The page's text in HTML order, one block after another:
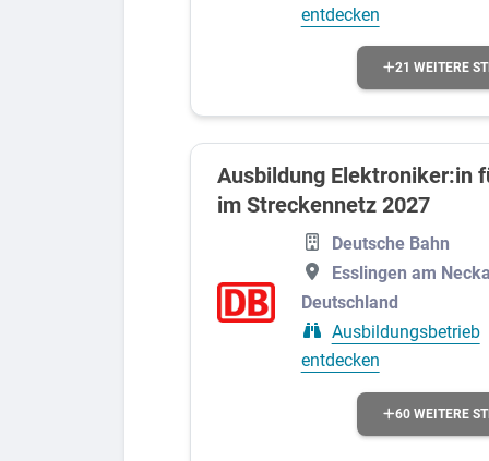
Sozialwesen
Freizeit und Tourismus
Hotel und Gastronomie
Schutz und Sicherheit
entdecken
21 WEITERE
Ausbildung Elektroniker:in
im Streckennetz 2027
Deutsche Bahn
Esslingen am
Deutschland
Ausbildungsbetrieb
entdecken
60 WEITERE